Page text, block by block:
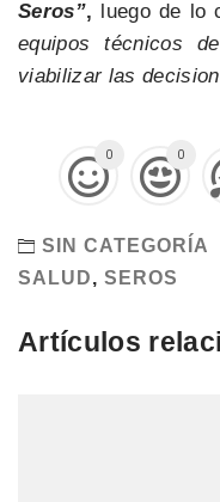
Seros”, luego de lo
equipos técnicos
viabilizar las
0 0
SIN CATEGORÍA
SALUD, SEROS
Artículos